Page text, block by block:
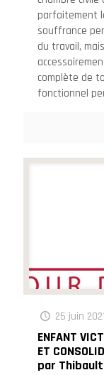
parfaitement
souffrance
du travail,
complète de
fonctionnel
25 juin
ENFANT
ET
par Thibault